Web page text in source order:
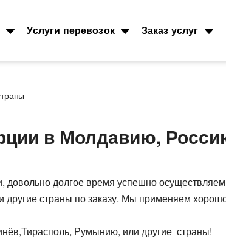
Услуги перевозок
Морские грузоперевозки
Перевозки и доставка
Стоимость морских перевозок
Перевозки морем по странам
Стоимость
Ж.Д. вагоны,
Заказ услуг
в Молдавию,
довольно долгое время успешно осуществляем
страны по заказу. Мы применяем
Румынию, или другие страны!